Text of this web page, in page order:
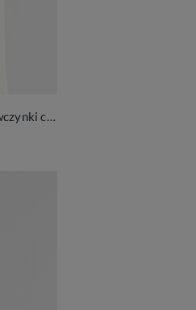
Dzianinowa sukienka Salma dla dziewczynki cream